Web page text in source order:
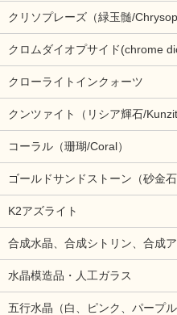
クリソプレーズ（緑玉髄/
クロムダイオプサイド(chrome
クローライトインクォーツ
クンツァイト（リシア輝石/
コーラル（珊瑚/Coral）
ゴールドサンドストーン（砂金
K2アズライト
合成水晶、合成シトリン、合成
水晶模造品・人工ガラス
五行水晶（白、ピンク、パープ